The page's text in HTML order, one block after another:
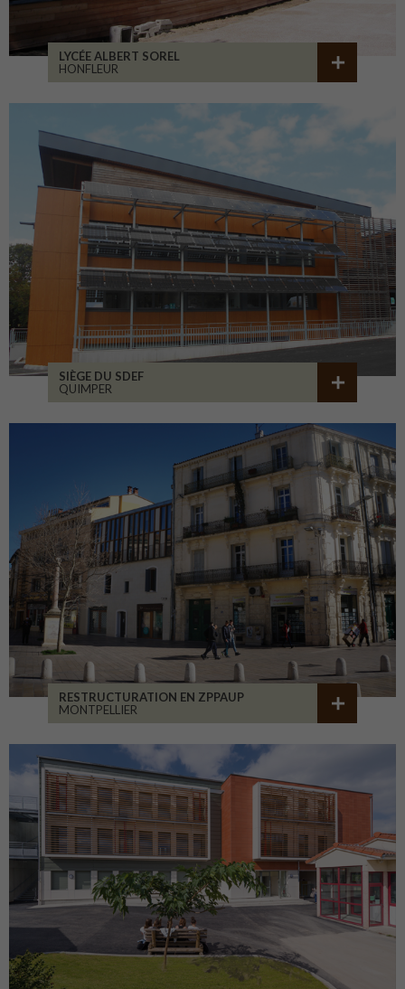
LYCÉE ALBERT SOREL
HONFLEUR
SIÈGE DU SDEF
QUIMPER
RESTRUCTURATION EN ZPPAUP
MONTPELLIER